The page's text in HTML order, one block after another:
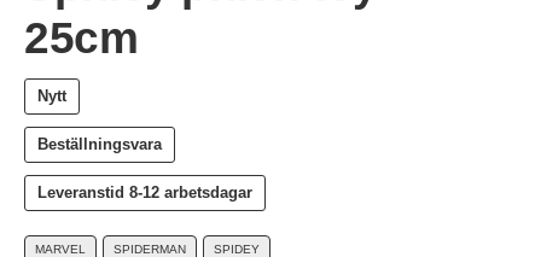
25cm
Nytt
Beställningsvara
Leveranstid 8-12 arbetsdagar
MARVEL SPIDERMAN SPIDEY